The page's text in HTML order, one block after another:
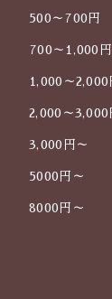
500～700円
700～1,000円
1,000～2,000
2,000～3,000
3,000円～
5000円～
8000円～